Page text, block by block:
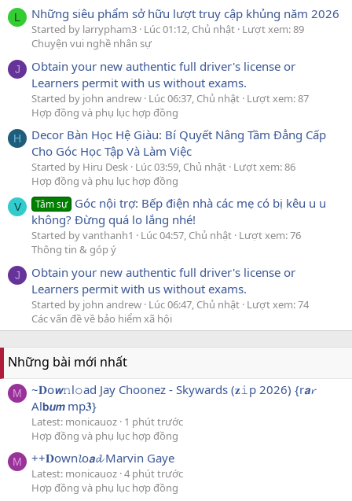
L Những siêu phẩm sở hữu lượt truy cập khủng năm 2026
Started by larrypham3 Lúc 01:12, Chủ nhật Lượt xem: 89
Chuyện vui nghề nhân sự
J
Obtain your new authentic full driver's license or
Learners permit with us without exams.
Started by john andrew Lúc 06:37, Chủ nhật Lượt xem: 87
Hợp đồng và phụ lục hợp đồng
H
Decor Bàn Học Hệ Giàu: Bí Quyết Nâng Tầm Đẳng Cấp
Cho Góc Học Tập Và Làm Việc
Started by Hiru Desk Lúc 03:59, Chủ nhật Lượt xem: 86
Hợp đồng và phụ lục hợp đồng
V Tâm sự Góc nội trợ: Bếp điện nhà các mẹ có bị kêu u u
không? Đừng quá lo lắng nhé!
Started by vanthanh1 Lúc 04:57, Chủ nhật Lượt xem: 76
Thông tin & góp ý
J
Obtain your new authentic full driver's license or
Learners permit with us without exams.
Started by john andrew Lúc 06:47, Chủ nhật Lượt xem: 74
Các vấn đề về bảo hiểm xã hội
Những bài mới nhất
M
~𝐃o𝙬𝚗l𝚘ad Jay Choonez - Skywards (𝐳𝚒p 2026) {r𝙖𝓻
Al𝗯𝙪𝙢 mp𝟑}
Latest: monicauoz 1 phút trước
Hợp đồng và phụ lục hợp đồng
M ++𝐃own𝓵o𝙖𝓭 Marvin Gaye
Latest: monicauoz 4 phút trước
Hợp đồng và phụ lục hợp đồng